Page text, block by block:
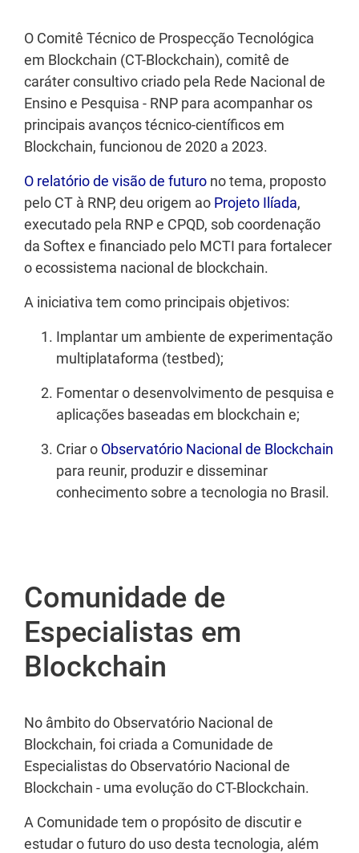
Texto
O Comitê Técnico de Prospecção Tecnológica
em Blockchain (CT-Blockchain), comitê de
caráter consultivo criado pela Rede Nacional de
Ensino e Pesquisa - RNP para acompanhar os
principais avanços técnico-científicos em
Blockchain, funcionou de 2020 a 2023.
O relatório de visão de futuro no tema, proposto
pelo CT à RNP, deu origem ao Projeto Ilíada,
executado pela RNP e CPQD, sob coordenação
da Softex e financiado pelo MCTI para fortalecer
o ecossistema nacional de blockchain.
A iniciativa tem como principais objetivos:
Implantar um ambiente de experimentação
multiplataforma (testbed);
Fomentar o desenvolvimento de pesquisa e
aplicações baseadas em blockchain e;
Criar o Observatório Nacional de Blockchain
para reunir, produzir e disseminar
conhecimento sobre a tecnologia no Brasil.
Texto
Comunidade de
Especialistas em
Blockchain
No âmbito do Observatório Nacional de
Blockchain, foi criada a Comunidade de
Especialistas do Observatório Nacional de
Blockchain - uma evolução do CT-Blockchain.
A Comunidade tem o propósito de discutir e
estudar o futuro do uso desta tecnologia, além